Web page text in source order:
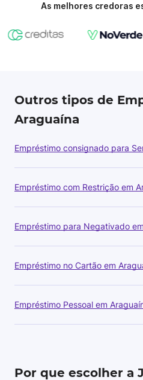
As melhores credoras
Outros tipos de
Araguaína
Empréstimo consignado para
Empréstimo com Restrição em
Empréstimo para Negativado
Empréstimo no Cartão em
Empréstimo Pessoal em
Por que escolher a